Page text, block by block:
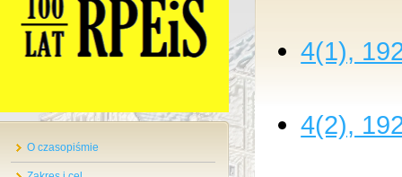
O czasopiśmie
4(1),
4(2),